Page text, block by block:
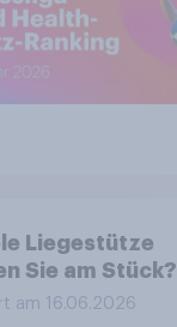
Liegestütze
Sie am Stück?
am 16.06.2026